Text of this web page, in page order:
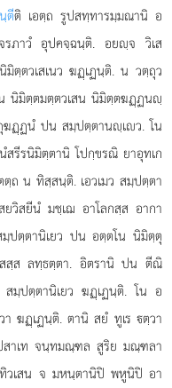
ตีติ เอตฺถ รูปสทฺทารมฺมณานิ อ
รภาวํ อุปคจฺฉนฺติ. อยฺจ วิเส
ตฺตวเสเนว ฆฏฺเฏนฺติ. น วตฺถุว
นิมิตฺตมตฺตวเสน นิมิตฺตฆฏฺฏนฺ
ฏฺฏนํ ปน สมฺปตฺตานฺเว. โน
รีรนิมิตฺตานิ โปกฺขรณิ ยาอุทเก
ถ น ทิสฺสนฺติ. เอวเมว สมฺปตฺตา
วิสยีนํ มชฺเฌ อาโลกสฺส อากา
ปตฺตานิเยว ปน อตฺตโน นิมิตฺตุ
สฺส ลทฺธตฺตา. อิตรานิ ปน ตีณิ
สมฺปตฺตานิเยว ฆฏฺเฏนฺติ. โน อ
ฆฏฺเฏนฺติ. ตานิ สยํ ทูเร ตฺวา
สาเท จนฺทมณฺฑล สูริย มณฺฑลา
วเสน จ มหนฺตานิปิ พหูนิปิ อา